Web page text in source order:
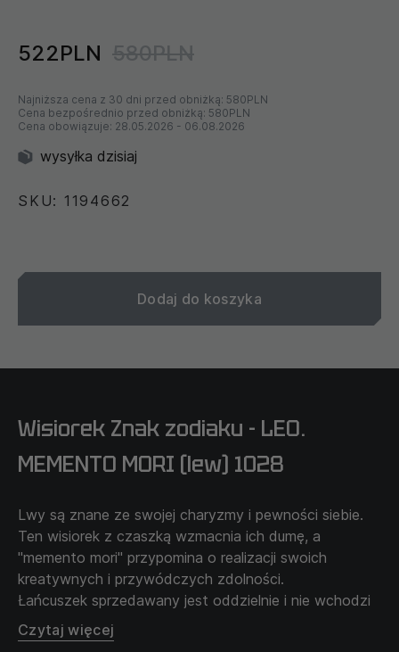
522PLN 580PLN
Najniższa cena z 30 dni przed obniżką: 580PLN
Cena bezpośrednio przed obniżką: 580PLN
Cena obowiązuje: 28.05.2026 - 06.08.2026
wysyłka dzisiaj
SKU: 1194662
Dodaj do koszyka
Wisiorek Znak zodiaku - LEO.
MEMENTO MORI (lew) 1028
Lwy są znane ze swojej charyzmy i pewności siebie.
Ten wisiorek z czaszką wzmacnia ich dumę, a
"memento mori" przypomina o realizacji swoich
kreatywnych i przywódczych zdolności.
Łańcuszek sprzedawany jest oddzielnie i nie wchodzi
w cenę produktu.
Czytaj więcej